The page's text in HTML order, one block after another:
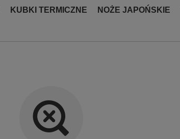
KUBKI TERMICZNE NOŻE JAPOŃSKIE